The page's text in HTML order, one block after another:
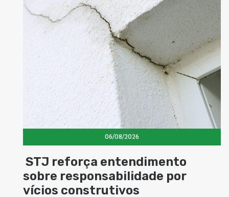
entendimento
por
Concretos
elevam